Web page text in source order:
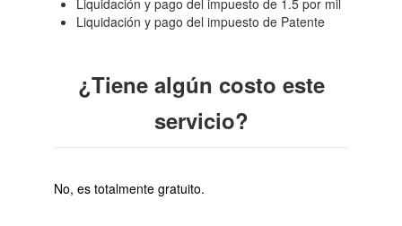
Liquidación y pago del impuesto de 1.5 por mil
Liquidación y pago del impuesto de Patente
¿Tiene algún costo este
servicio?
No, es totalmente gratuito.